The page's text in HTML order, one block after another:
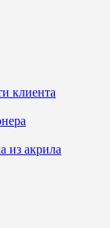
клиента
из акрила